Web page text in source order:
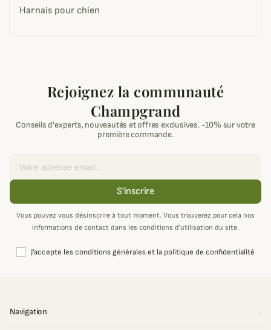
Harnais pour chien
Rejoignez la communauté
Champgrand
Conseils d'experts, nouveautés et offres exclusives. -10% sur votre
première commande.
S'inscrire
Vous pouvez vous désinscrire à tout moment. Vous trouverez pour cela nos
informations de contact dans les conditions d'utilisation du site.
J'accepte les conditions générales et la politique de confidentialité
Navigation